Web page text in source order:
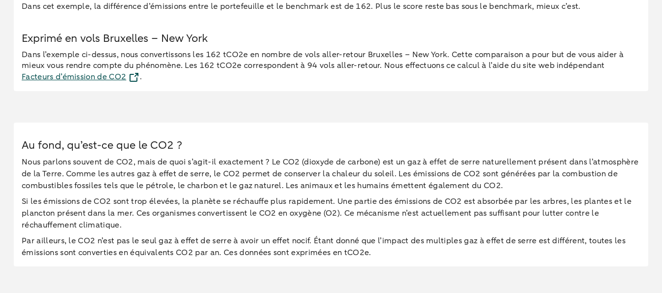
Dans cet exemple, la différence d’émissions entre le portefeuille et le benchmark est de 162. Plus le score reste bas sous le benchmark, mieux c’est.
Exprimé en vols Bruxelles – New York
Dans l’exemple ci-dessus, nous convertissons les 162 tCO2e en nombre de vols aller-retour Bruxelles – New York. Cette comparaison a pour but de vous aider à
mieux vous rendre compte du phénomène. Les 162 tCO2e correspondent à 94 vols aller-retour. Nous effectuons ce calcul à l’aide du site web indépendant
Facteurs d’émission de CO2
.
Au fond, qu’est-ce que le CO2 ?
Nous parlons souvent de CO2, mais de quoi s’agit-il exactement ? Le CO2 (dioxyde de carbone) est un gaz à effet de serre naturellement présent dans l’atmosphère
de la Terre. Comme les autres gaz à effet de serre, le CO2 permet de conserver la chaleur du soleil. Les émissions de CO2 sont générées par la combustion de
combustibles fossiles tels que le pétrole, le charbon et le gaz naturel. Les animaux et les humains émettent également du CO2.
Si les émissions de CO2 sont trop élevées, la planète se réchauffe plus rapidement. Une partie des émissions de CO2 est absorbée par les arbres, les plantes et le
plancton présent dans la mer. Ces organismes convertissent le CO2 en oxygène (O2). Ce mécanisme n’est actuellement pas suffisant pour lutter contre le
réchauffement climatique.
Par ailleurs, le CO2 n’est pas le seul gaz à effet de serre à avoir un effet nocif. Étant donné que l’impact des multiples gaz à effet de serre est différent, toutes les
émissions sont converties en équivalents CO2 par an. Ces données sont exprimées en tCO2e.